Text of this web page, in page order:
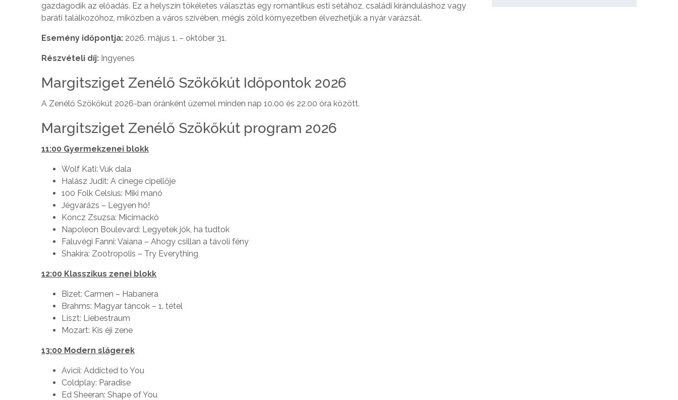
gazdagodik az előadás. Ez a helyszín tökéletes választás egy romantikus esti sétához, családi kiránduláshoz vagy
baráti találkozóhoz, miközben a város szívében, mégis zöld környezetben élvezhetjük a nyár varázsát.
Esemény időpontja: 2026. május 1. – október 31.
Részvételi díj: Ingyenes
Margitsziget Zenélő Szökőkút Időpontok 2026
A Zenélő Szökőkút 2026-ban óránként üzemel minden nap 10.00 és 22.00 óra között.
Margitsziget Zenélő Szökőkút program 2026
11:00 Gyermekzenei blokk
Wolf Kati: Vuk dala
Halász Judit: A cinege cipellője
100 Folk Celsius: Miki manó
Jégvarázs – Legyen hó!
Koncz Zsuzsa: Micimackó
Napoleon Boulevard: Legyetek jók, ha tudtok
Faluvégi Fanni: Vaiana – Ahogy csillan a távoli fény
Shakira: Zootropolis – Try Everything
12:00 Klasszikus zenei blokk
Bizet: Carmen – Habanera
Brahms: Magyar táncok – 1. tétel
Liszt: Liebestraum
Mozart: Kis éji zene
13:00 Modern slágerek
Avicii: Addicted to You
Coldplay: Paradise
Ed Sheeran: Shape of You